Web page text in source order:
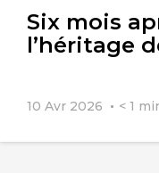
Six mois
l’héritage
10 Avr 2026 < 1